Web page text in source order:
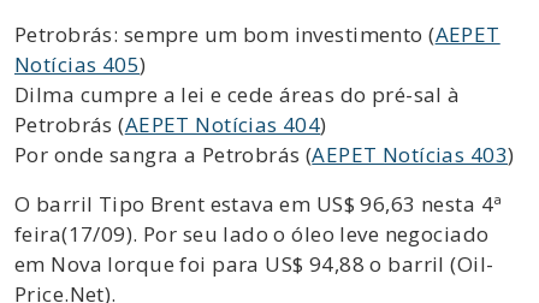
Petrobrás: sempre um bom investimento (AEPET
Notícias 405)
Dilma cumpre a lei e cede áreas do pré-sal à
Petrobrás (AEPET Notícias 404)
Por onde sangra a Petrobrás (AEPET Notícias 403)
O barril Tipo Brent estava em US$ 96,63 nesta 4ª
feira(17/09). Por seu lado o óleo leve negociado
em Nova Iorque foi para US$ 94,88 o barril (Oil-
Price.Net).